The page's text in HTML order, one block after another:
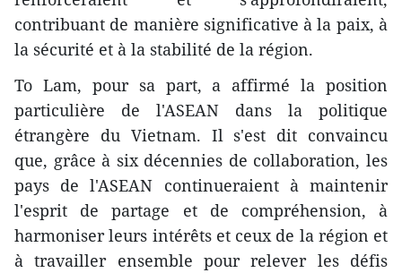
contribuant de manière significative à la paix, à
la sécurité et à la stabilité de la région.
To Lam, pour sa part, a affirmé la position
particulière de l'ASEAN dans la politique
étrangère du Vietnam. Il s'est dit convaincu
que, grâce à six décennies de collaboration, les
pays de l'ASEAN continueraient à maintenir
l'esprit de partage et de compréhension, à
harmoniser leurs intérêts et ceux de la région et
à travailler ensemble pour relever les défis